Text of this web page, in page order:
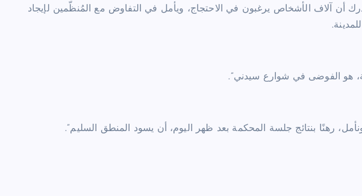
أن آلاف الأشخاص يرغبون في الاحتجاج، ويأمل في التفاوض مع المُنظّمين لإيجاد
هو الفوضى في شوارع سيدني”.
رهنًا بنتائج جلسة المحكمة بعد ظهر اليوم، أن يسود المنطق السليم”.